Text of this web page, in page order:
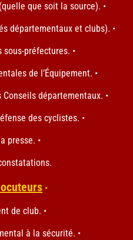
que soit la source). •
départementaux et clubs). •
préfectures. •
de l’Équipement. •
départementaux. •
des cyclistes. •
presse. •
•
de club. •
à la sécurité. •